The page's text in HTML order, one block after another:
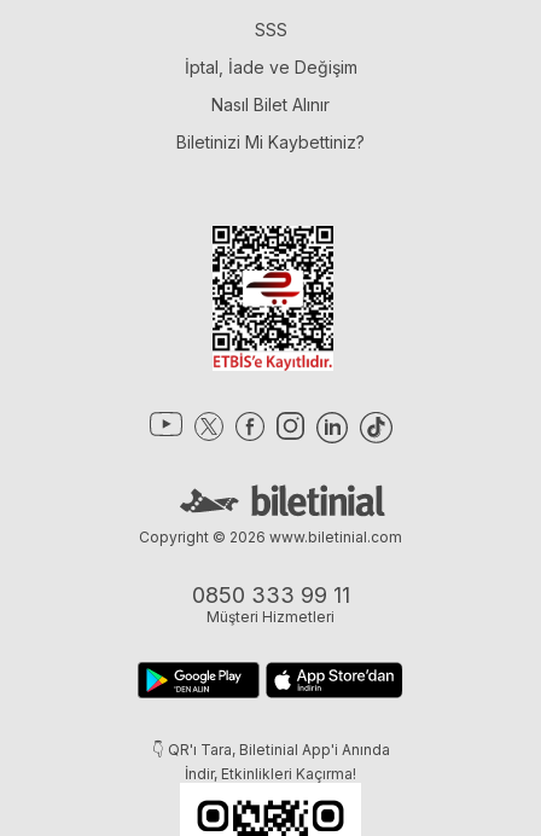
SSS
İptal, İade ve Değişim
Nasıl Bilet Alınır
Biletinizi Mi Kaybettiniz?
0850 333 99 11
Müşteri Hizmetleri
👇 QR'ı Tara, Biletinial App'i Anında
İndir, Etkinlikleri Kaçırma!
Copyright © 2026 www.biletinial.com